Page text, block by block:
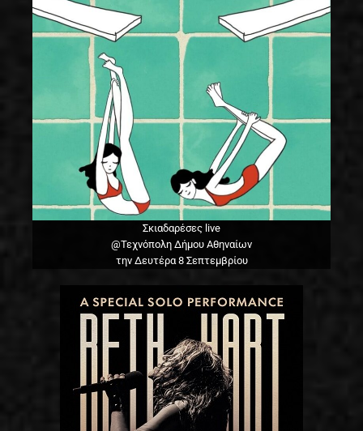
Σκιαδαρέσες live
@Τεχνόπολη Δήμου Αθηναίων
την Δευτέρα 8 Σεπτεμβρίου